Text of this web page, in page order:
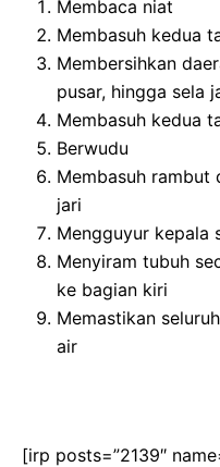
Membaca niat
Membasuh kedua
Membersihkan
pusar, hingga sela
Membasuh kedua
Berwudu
Membasuh rambut
jari
Mengguyur kepala
Menyiram tubuh
ke bagian kiri
Memastikan
air
[irp posts=”2139″